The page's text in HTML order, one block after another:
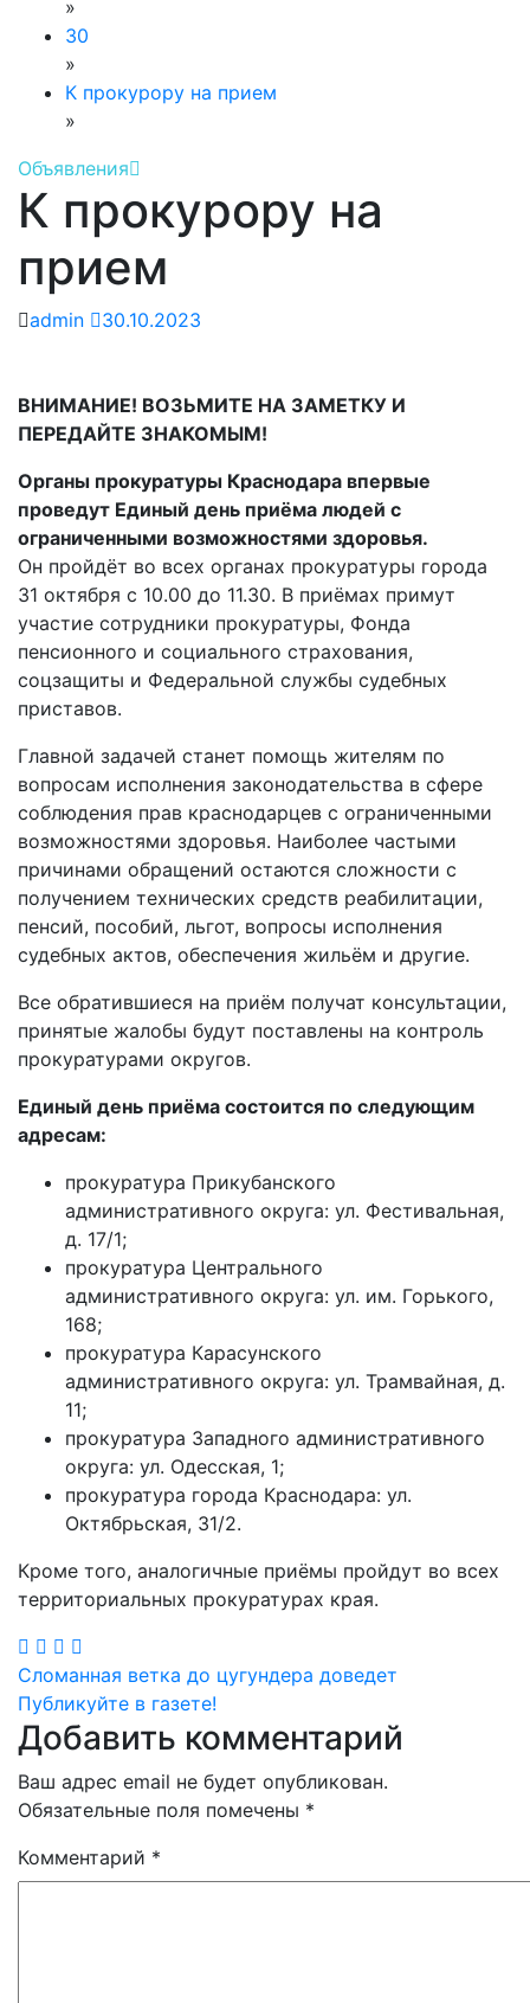
»
30
»
К прокурору на прием
»
Объявления
К прокурору на
прием
admin 30.10.2023
ВНИМАНИЕ! ВОЗЬМИТЕ НА ЗАМЕТКУ И
ПЕРЕДАЙТЕ ЗНАКОМЫМ!
Органы прокуратуры Краснодара впервые
проведут Единый день приёма людей с
ограниченными возможностями здоровья.
Он пройдёт во всех органах прокуратуры города
31 октября с 10.00 до 11.30. В приёмах примут
участие сотрудники прокуратуры, Фонда
пенсионного и социального страхования,
соцзащиты и Федеральной службы судебных
приставов.
Главной задачей станет помощь жителям по
вопросам исполнения законодательства в сфере
соблюдения прав краснодарцев с ограниченными
возможностями здоровья. Наиболее частыми
причинами обращений остаются сложности с
получением технических средств реабилитации,
пенсий, пособий, льгот, вопросы исполнения
судебных актов, обеспечения жильём и другие.
Все обратившиеся на приём получат консультации,
принятые жалобы будут поставлены на контроль
прокуратурами округов.
Единый день приёма состоится по следующим
адресам:
прокуратура Прикубанского
административного округа: ул. Фестивальная,
д. 17/1;
прокуратура Центрального
административного округа: ул. им. Горького,
168;
прокуратура Карасунского
административного округа: ул. Трамвайная, д.
11;
прокуратура Западного административного
округа: ул. Одесская, 1;
прокуратура города Краснодара: ул.
Октябрьская, 31/2.
Кроме того, аналогичные приёмы пройдут во всех
территориальных прокуратурах края.
Навигация
по
записям
Сломанная ветка до цугундера доведет
Публикуйте в газете!
Добавить комментарий
Ваш адрес email не будет опубликован.
Обязательные поля помечены *
Комментарий *